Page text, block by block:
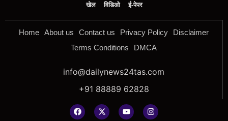
खेल
विडिओ ई-पेपर
Home About us Contact us Privacy Policy
Disclaimer
Terms Conditions
DMCA
info@dailynews24tas.com
+91 88889 62828